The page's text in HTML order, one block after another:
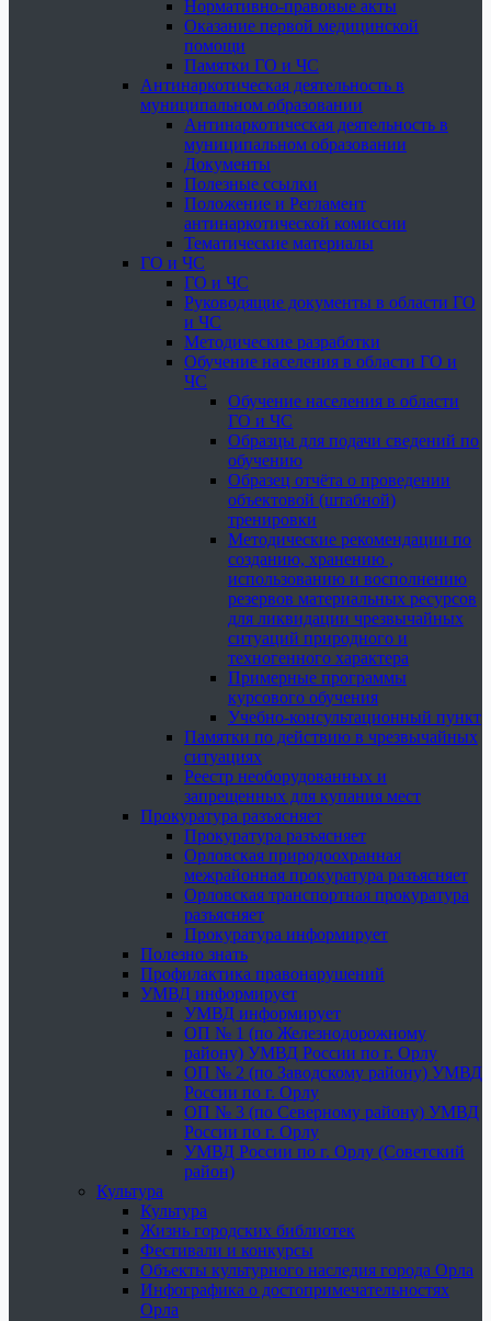
Нормативно-правовые акты
Оказание первой медицинской
помощи
Памятки ГО и ЧС
Антинаркотическая деятельность в
муниципальном образовании
Антинаркотическая деятельность в
муниципальном образовании
Документы
Полезные ссылки
Положение и Регламент
антинаркотической комиссии
Тематические материалы
ГО и ЧС
ГО и ЧС
Руководящие документы в области ГО
и ЧС
Методические разработки
Обучение населения в области ГО и
ЧС
Обучение населения в области
ГО и ЧС
Образцы для подачи сведений по
обучению
Образец отчёта о проведении
объектовой (штабной)
тренировки
Методические рекомендации по
созданию, хранению ,
использованию и восполнению
резервов материальных ресурсов
для ликвидации чрезвычайных
ситуаций природного и
техногенного характера
Примерные программы
курсового обучения
Учебно-консультационный пункт
Памятки по действию в чрезвычайных
ситуациях
Реестр необорудованных и
запрещенных для купания мест
Прокуратура разъясняет
Прокуратура разъясняет
Орловская природоохранная
межрайонная прокуратура разъясняет
Орловская транспортная прокуратура
разъясняет
Прокуратура информирует
Полезно знать
Профилактика правонарушений
УМВД информирует
УМВД информирует
ОП № 1 (по Железнодорожному
району) УМВД России по г. Орлу
ОП № 2 (по Заводскому району) УМВД
России по г. Орлу
ОП № 3 (по Северному району) УМВД
России по г. Орлу
УМВД России по г. Орлу (Советский
район)
Культура
Культура
Жизнь городских библиотек
Фестивали и конкурсы
Объекты культурного наследия города Орла
Инфографика о достопримечательностях
Орла